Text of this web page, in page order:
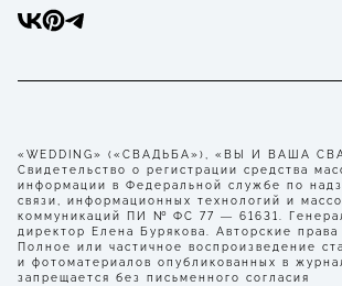
«WEDDING» («СВАДЬБА»), «ВЫ И ВАША
Свидетельство о регистрации средства
информации в Федеральной службе по
связи, информационных технологий и
коммуникаций ПИ № ФС 77 — 61631.
директор Елена Бурякова. Авторские
Полное или частичное воспроизведение
и фотоматериалов опубликованных в
запрещается без письменного согласия